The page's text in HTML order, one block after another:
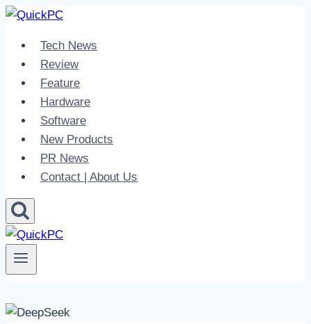
Skip
contentTech News
Review
Feature
Hardware
Software
New Products
PR News
Contact | About Us